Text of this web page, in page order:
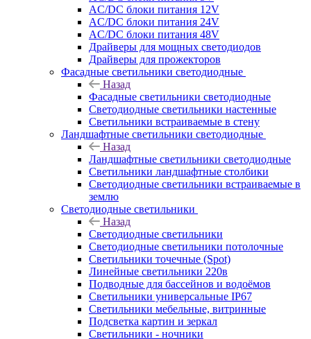
AC/DC блоки питания 12V
AC/DC блоки питания 24V
AC/DC блоки питания 48V
Драйверы для мощных светодиодов
Драйверы для прожекторов
Фасадные светильники светодиодные
Назад
Фасадные светильники светодиодные
Светодиодные светильники настенные
Светильники встраиваемые в стену
Ландшафтные светильники светодиодные
Назад
Ландшафтные светильники светодиодные
Светильники ландшафтные столбики
Светодиодные светильники встраиваемые в
землю
Светодиодные светильники
Назад
Светодиодные светильники
Светодиодные светильники потолочные
Светильники точечные (Spot)
Линейные светильники 220в
Подводные для бассейнов и водоёмов
Светильники универсальные IP67
Светильники мебельные, витринные
Подсветка картин и зеркал
Светильники - ночники